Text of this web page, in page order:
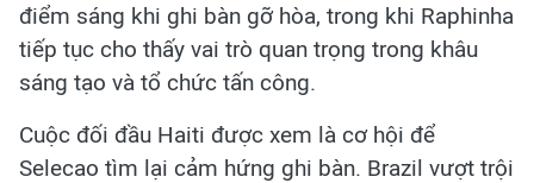
điểm sáng khi ghi bàn gỡ hòa, trong khi Raphinha
tiếp tục cho thấy vai trò quan trọng trong khâu
sáng tạo và tổ chức tấn công.
Cuộc đối đầu Haiti được xem là cơ hội để
Selecao tìm lại cảm hứng ghi bàn. Brazil vượt trội